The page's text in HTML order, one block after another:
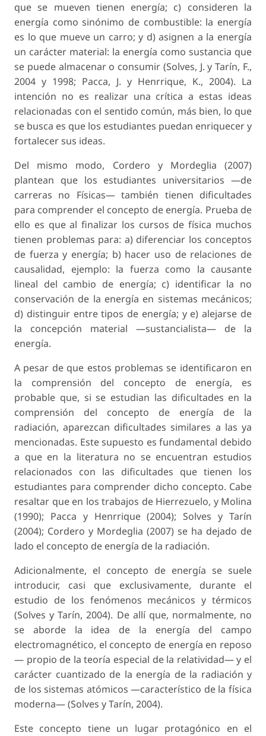
que se mueven tienen energía; c) consideren la
energía como sinónimo de combustible: la energía
es lo que mueve un carro; y d) asignen a la energía
un carácter material: la energía como sustancia que
se puede almacenar o consumir (Solves, J. y Tarín, F.,
2004 y 1998; Pacca, J. y Henrrique, K., 2004). La
intención no es realizar una crítica a estas ideas
relacionadas con el sentido común, más bien, lo que
se busca es que los estudiantes puedan enriquecer y
fortalecer sus ideas.
Del mismo modo, Cordero y Mordeglia (2007)
plantean que los estudiantes universitarios —de
carreras no Físicas— también tienen dificultades
para comprender el concepto de energía. Prueba de
ello es que al finalizar los cursos de física muchos
tienen problemas para: a) diferenciar los conceptos
de fuerza y energía; b) hacer uso de relaciones de
causalidad, ejemplo: la fuerza como la causante
lineal del cambio de energía; c) identificar la no
conservación de la energía en sistemas mecánicos;
d) distinguir entre tipos de energía; y e) alejarse de
la concepción material —sustancialista— de la
energía.
A pesar de que estos problemas se identificaron en
la comprensión del concepto de energía, es
probable que, si se estudian las dificultades en la
comprensión del concepto de energía de la
radiación, aparezcan dificultades similares a las ya
mencionadas. Este supuesto es fundamental debido
a que en la literatura no se encuentran estudios
relacionados con las dificultades que tienen los
estudiantes para comprender dicho concepto. Cabe
resaltar que en los trabajos de Hierrezuelo, y Molina
(1990); Pacca y Henrrique (2004); Solves y Tarín
(2004); Cordero y Mordeglia (2007) se ha dejado de
lado el concepto de energía de la radiación.
Adicionalmente, el concepto de energía se suele
introducir, casi que exclusivamente, durante el
estudio de los fenómenos mecánicos y térmicos
(Solves y Tarín, 2004). De allí que, normalmente, no
se aborde la idea de la energía del campo
electromagnético, el concepto de energía en reposo
— propio de la teoría especial de la relatividad— y el
carácter cuantizado de la energía de la radiación y
de los sistemas atómicos —característico de la física
moderna— (Solves y Tarín, 2004).
Este concepto tiene un lugar protagónico en el